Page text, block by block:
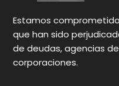
Estamos
que han sido
de deudas, agencias
corporaciones.